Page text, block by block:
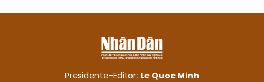
Presidente-Editor: Le Quoc Minh